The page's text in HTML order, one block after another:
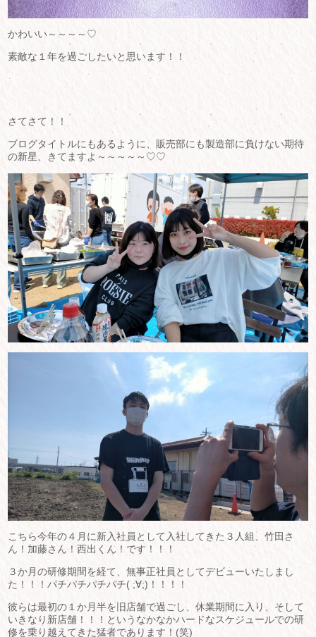
かわいい～～～～♡
素敵な１年を過ごしたいと思います！！
さてさて！！
ブログタイトルにもあるように、販売部にも製造部に負けない期待
の新星、きてますよ～～～～～♡♡
こちら今年の４月に新入社員として入社してきた３人組、竹田さ
ん！加藤さん！西出くん！です！！！
３か月の研修期間を経て、無事正社員としてデビューいたしまし
た！！！パチパチパチパチ( ;∀;)！！！！
彼らは最初の１か月半を旧店舗で過ごし、休業期間に入り、そして
いきなり新店舗！！！というなかなかハードなスケジュールでの研
修を乗り越えてきた猛者であります！(笑)